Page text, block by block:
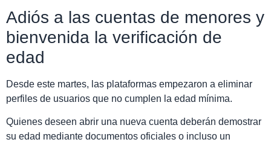
Adiós a las cuentas de menores y
bienvenida la verificación de
edad
Desde este martes, las plataformas empezaron a eliminar
perfiles de usuarios que no cumplen la edad mínima.
Quienes deseen abrir una nueva cuenta deberán demostrar
su edad mediante documentos oficiales o incluso un